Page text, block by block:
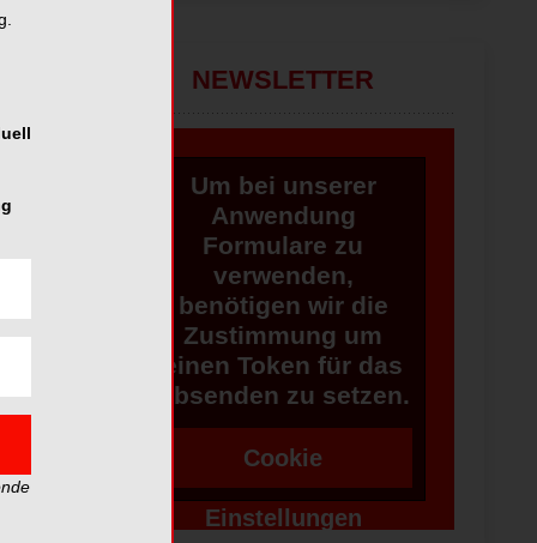
NEWSLETTER
Um bei unserer
Anwendung
Formulare zu
verwenden,
benötigen wir die
Zustimmung um
einen Token für das
Absenden zu setzen.
Cookie
Einstellungen